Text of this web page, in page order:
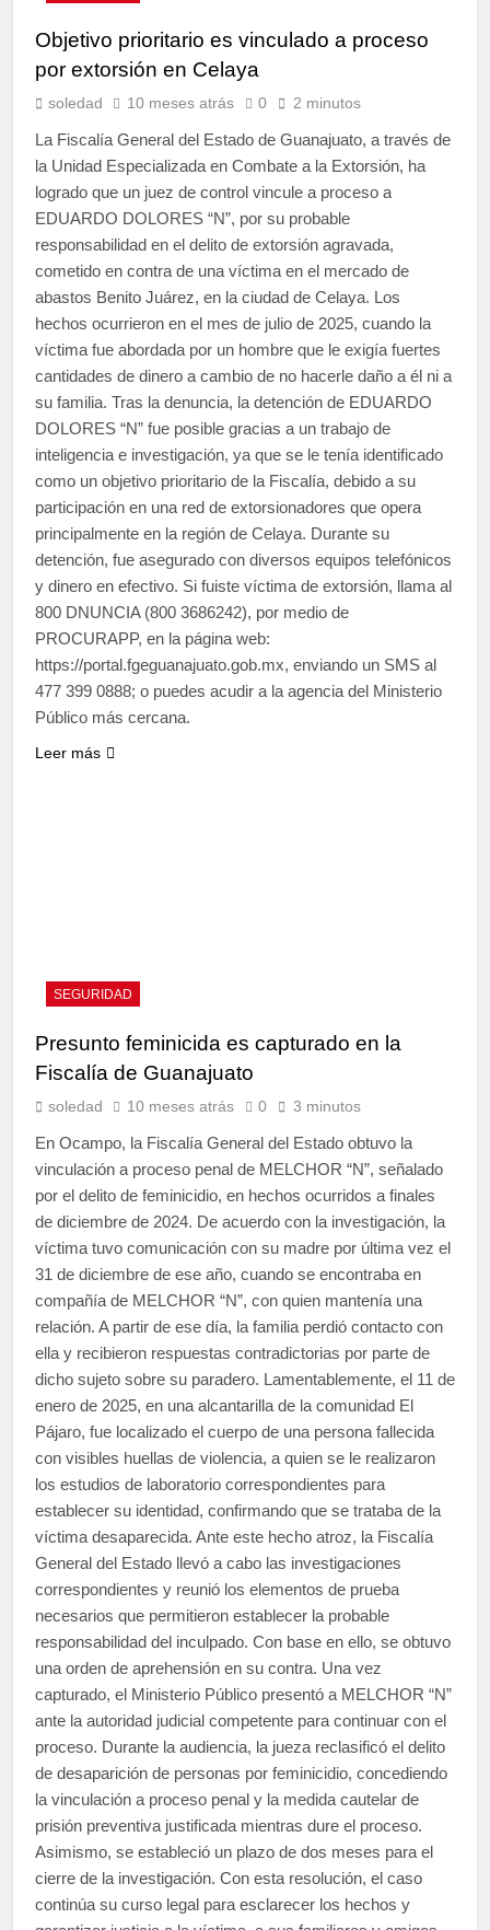
Objetivo prioritario es vinculado a proceso
por extorsión en Celaya
soledad 10 meses atrás 0 2 minutos
La Fiscalía General del Estado de Guanajuato, a través de
la Unidad Especializada en Combate a la Extorsión, ha
logrado que un juez de control vincule a proceso a
EDUARDO DOLORES “N”, por su probable
responsabilidad en el delito de extorsión agravada,
cometido en contra de una víctima en el mercado de
abastos Benito Juárez, en la ciudad de Celaya. Los
hechos ocurrieron en el mes de julio de 2025, cuando la
víctima fue abordada por un hombre que le exigía fuertes
cantidades de dinero a cambio de no hacerle daño a él ni a
su familia. Tras la denuncia, la detención de EDUARDO
DOLORES “N” fue posible gracias a un trabajo de
inteligencia e investigación, ya que se le tenía identificado
como un objetivo prioritario de la Fiscalía, debido a su
participación en una red de extorsionadores que opera
principalmente en la región de Celaya. Durante su
detención, fue asegurado con diversos equipos telefónicos
y dinero en efectivo. Si fuiste víctima de extorsión, llama al
800 DNUNCIA (800 3686242), por medio de
PROCURAPP, en la página web:
https://portal.fgeguanajuato.gob.mx, enviando un SMS al
477 399 0888; o puedes acudir a la agencia del Ministerio
Público más cercana.
Leer más
SEGURIDAD
Presunto feminicida es capturado en la
Fiscalía de Guanajuato
soledad 10 meses atrás 0 3 minutos
En Ocampo, la Fiscalía General del Estado obtuvo la
vinculación a proceso penal de MELCHOR “N”, señalado
por el delito de feminicidio, en hechos ocurridos a finales
de diciembre de 2024. De acuerdo con la investigación, la
víctima tuvo comunicación con su madre por última vez el
31 de diciembre de ese año, cuando se encontraba en
compañía de MELCHOR “N”, con quien mantenía una
relación. A partir de ese día, la familia perdió contacto con
ella y recibieron respuestas contradictorias por parte de
dicho sujeto sobre su paradero. Lamentablemente, el 11 de
enero de 2025, en una alcantarilla de la comunidad El
Pájaro, fue localizado el cuerpo de una persona fallecida
con visibles huellas de violencia, a quien se le realizaron
los estudios de laboratorio correspondientes para
establecer su identidad, confirmando que se trataba de la
víctima desaparecida. Ante este hecho atroz, la Fiscalía
General del Estado llevó a cabo las investigaciones
correspondientes y reunió los elementos de prueba
necesarios que permitieron establecer la probable
responsabilidad del inculpado. Con base en ello, se obtuvo
una orden de aprehensión en su contra. Una vez
capturado, el Ministerio Público presentó a MELCHOR “N”
ante la autoridad judicial competente para continuar con el
proceso. Durante la audiencia, la jueza reclasificó el delito
de desaparición de personas por feminicidio, concediendo
la vinculación a proceso penal y la medida cautelar de
prisión preventiva justificada mientras dure el proceso.
Asimismo, se estableció un plazo de dos meses para el
cierre de la investigación. Con esta resolución, el caso
continúa su curso legal para esclarecer los hechos y